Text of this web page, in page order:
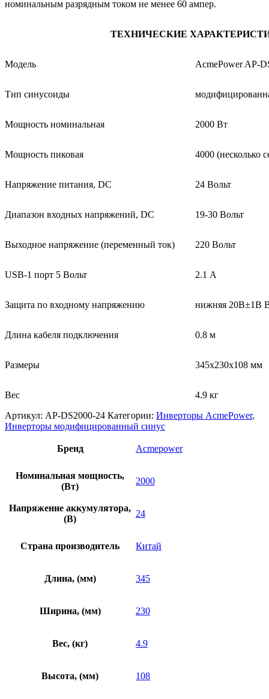
номинальным разрядным током не менее 60 ампер.
ТЕХНИЧЕСКИЕ
Модель AcmePower AP-
Тип синусоиды
Мощность номинальная 2000 Вт
Moщность пиковая 4000 (несколько
Напряжение питания, DC 24 Вольт
Диапазон входных напряжений, DC 19-30 Вольт
Выходное напряжение (переменный ток) 220 Вольт
USB-1 порт 5 Вольт 2.1 A
Защита по входному напряжению нижняя 20В±1В
Длина кабеля подключения 0.8 м
Размеры 345х230х108 мм
Bec
4.9 кг
Артикул: AP-DS2000-24 Категории: Инверторы AcmePower,
Инверторы модифицированный синус
Бренд Acmepower
Номинальная мощность,
(Вт)
2000
Напряжение аккумулятора,
(В)
24
Страна производитель Китай
Длина, (мм) 345
Ширина, (мм) 230
Вес, (кг) 4.9
Высота, (мм) 108